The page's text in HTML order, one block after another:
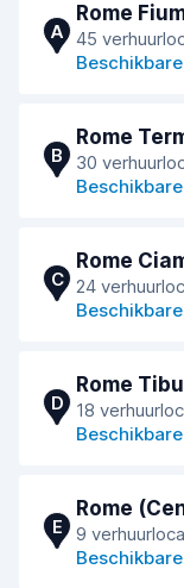
A
Rome
45
B
Rome
30
C
Rome
24
D
Rome
18
E
Rome
9